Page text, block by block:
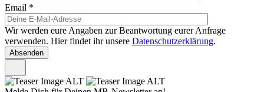
Email *
Wir werden eure Angaben zur Beantwortung eurer Anfrage
verwenden. Hier findet ihr unsere Datenschutzerklärung.